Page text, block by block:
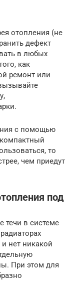
отопления (не
дефект
в любых
как
ремонт или
с помощью
то
чем приедут
под
течи в системе
и нет никакой
При этом для